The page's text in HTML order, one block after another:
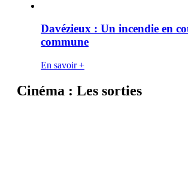
Davézieux : Un incendie en
commune
En savoir +
Cinéma : Les sorties